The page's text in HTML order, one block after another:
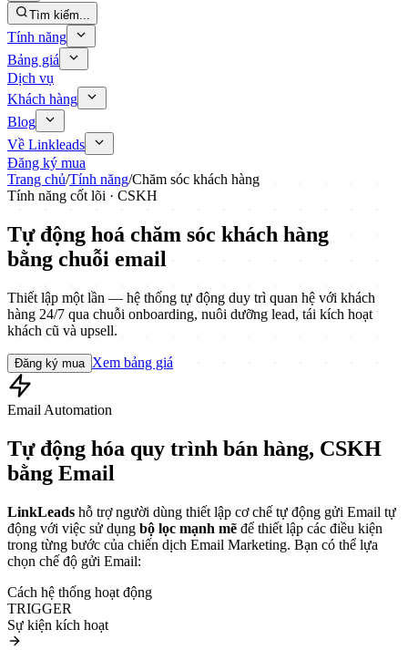
Tìm kiếm...
Tính năng
Bảng giá
Dịch vụ
Khách hàng
Blog
Về Linkleads
Đăng ký mua
Trang chủ/Tính năng/Chăm sóc khách hàng
Tính năng cốt lõi · CSKH
Tự động hoá chăm sóc khách hàng
bằng chuỗi email
Thiết lập một lần — hệ thống tự động duy trì quan hệ với khách
hàng 24/7 qua chuỗi onboarding, nuôi dưỡng lead, tái kích hoạt
khách cũ và upsell.
Đăng ký mua Xem bảng giá
Email Automation
Tự động hóa quy trình bán hàng, CSKH
bằng Email
LinkLeads hỗ trợ người dùng thiết lập cơ chế tự động gửi Email tự
động với việc sử dụng bộ lọc mạnh mẽ để thiết lập các điều kiện
trong từng bước của chiến dịch Email Marketing. Bạn có thể lựa
chọn chế độ gửi Email:
Cách hệ thống hoạt động
TRIGGER
Sự kiện kích hoạt